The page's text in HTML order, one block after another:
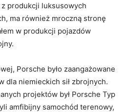
z produkcji luksusowych
ma również ⁣mroczną stronę
w produkcji pojazdów
Porsche było ⁢zaangażowane
dla ​niemieckich sił zbrojnych.
projektów ⁢był Porsche⁢ Typ
amfibijny samochód terenowy,‍